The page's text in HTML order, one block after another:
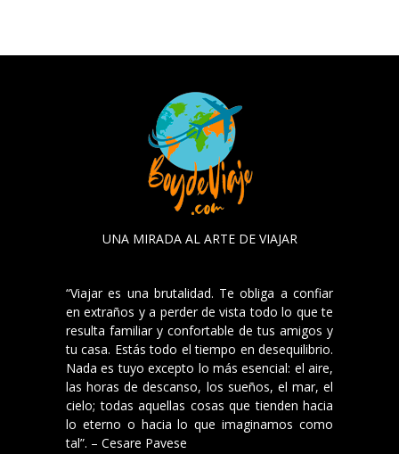
UNA MIRADA AL ARTE DE VIAJAR
“Viajar es una brutalidad. Te obliga a confiar
en extraños y a perder de vista todo lo que te
resulta familiar y confortable de tus amigos y
tu casa. Estás todo el tiempo en desequilibrio.
Nada es tuyo excepto lo más esencial: el aire,
las horas de descanso, los sueños, el mar, el
cielo; todas aquellas cosas que tienden hacia
lo eterno o hacia lo que imaginamos como
tal”. – Cesare Pavese